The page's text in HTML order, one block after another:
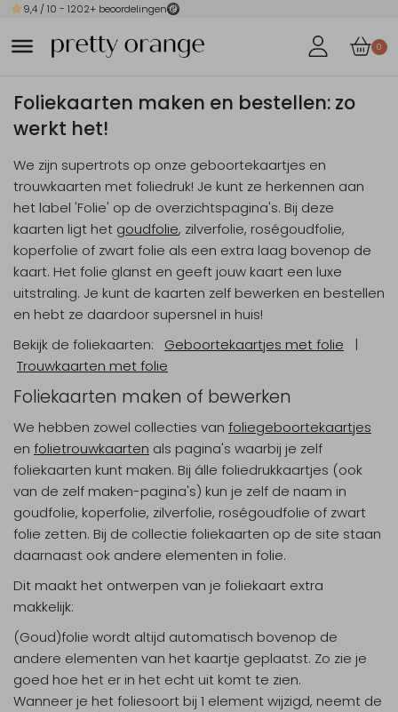
9,4 / 10 - 1202+ beoordelingen
0
Foliekaarten maken en bestellen: zo
werkt het!
We zijn supertrots op onze geboortekaartjes en
trouwkaarten met foliedruk! Je kunt ze herkennen aan
het label 'Folie' op de overzichtspagina's. Bij deze
kaarten ligt het goudfolie, zilverfolie, roségoudfolie,
koperfolie of zwart folie als een extra laag bovenop de
kaart. Het folie glanst en geeft jouw kaart een luxe
uitstraling. Je kunt de kaarten zelf bewerken en bestellen
en hebt ze daardoor supersnel in huis!
Bekijk de foliekaarten: Geboortekaartjes met folie |
Trouwkaarten met folie
Foliekaarten maken of bewerken
We hebben zowel collecties van foliegeboortekaartjes
en folietrouwkaarten als pagina's waarbij je zelf
foliekaarten kunt maken. Bij álle foliedrukkaartjes (ook
van de zelf maken-pagina's) kun je zelf de naam in
goudfolie, koperfolie, zilverfolie, roségoudfolie of zwart
folie zetten. Bij de collectie foliekaarten op de site staan
daarnaast ook andere elementen in folie.
Dit maakt het ontwerpen van je foliekaart extra
makkelijk:
(Goud)folie wordt altijd automatisch bovenop de
andere elementen van het kaartje geplaatst. Zo zie je
goed hoe het er in het echt uit komt te zien.
Wanneer je het foliesoort bij 1 element wijzigd, neemt de